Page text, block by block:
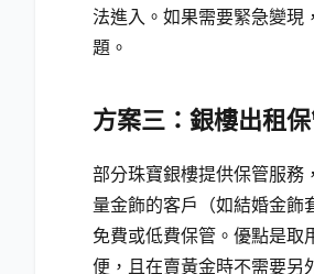
法進入。如果需要緊急變現
題。
方案三：銀樓出租
部分珠寶銀樓提供保管服務
量金飾的客戶（如結婚金飾
免費或低費保管。優點是取
便，且在賣黃金時不需要另